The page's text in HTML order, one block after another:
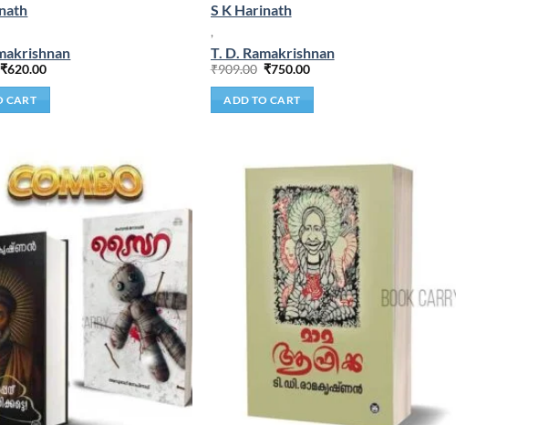
₹620.00
CART
S K Harinath
,
T. D. Ramakrishnan
₹909.00 ₹750.00
ADD TO CART